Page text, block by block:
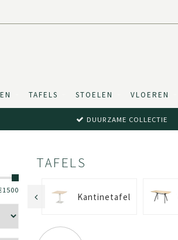
TAFELS STOELEN VLOEREN
DUURZAME COLLECTIE
1500
TAFELS
Kantinetafel